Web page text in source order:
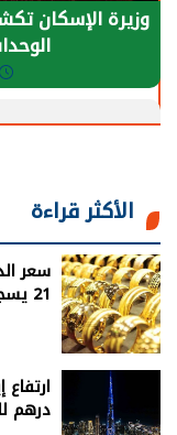
لطرح عدد كبير
الأكثر قراءة
21 يسجل 5980 جنيها
درهم